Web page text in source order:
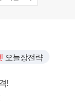
오늘장전략
!